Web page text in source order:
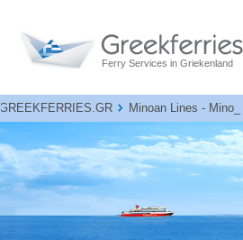
Ferry Services in Griekenland
GREEKFERRIES.GR Minoan Lines -